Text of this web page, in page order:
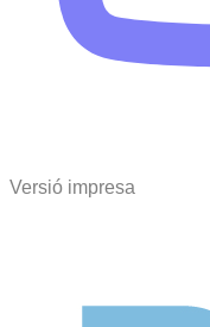
Versió impresa